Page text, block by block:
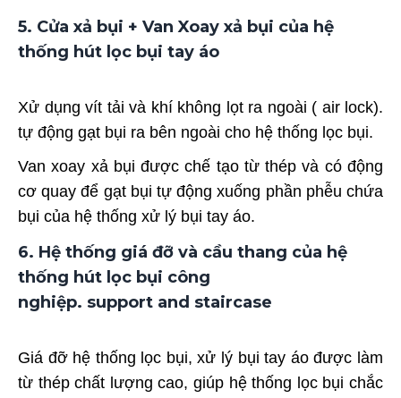
5. Cửa xả bụi + Van Xoay xả bụi của hệ
thống hút lọc bụi tay áo
Xử dụng vít tải và khí không lọt ra ngoài ( air lock).
tự động gạt bụi ra bên ngoài cho hệ thống lọc bụi.
Van xoay xả bụi được chế tạo từ thép và có động
cơ quay để gạt bụi tự động xuống phần phễu chứa
bụi của hệ thống xử lý bụi tay áo.
6. Hệ thống giá đỡ và cầu thang của hệ
thống hút lọc bụi công
nghiệp. support and staircase
Giá đỡ hệ thống lọc bụi, xử lý bụi tay áo được làm
từ thép chất lượng cao, giúp hệ thống lọc bụi chắc